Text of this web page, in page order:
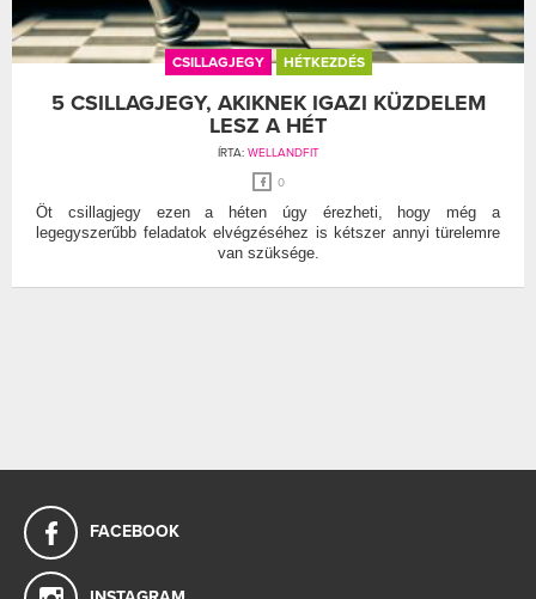
CSILLAGJEGY HÉTKEZDÉS
5 CSILLAGJEGY, AKIKNEK IGAZI KÜZDELEM
LESZ A HÉT
ÍRTA: WELLANDFIT
0
Öt csillagjegy ezen a héten úgy érezheti, hogy még a
legegyszerűbb feladatok elvégzéséhez is kétszer annyi türelemre
van szüksége.
FACEBOOK